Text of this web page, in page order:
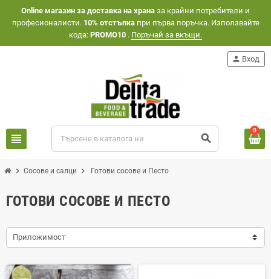
Оnline магазин за доставка на храна за крайни потребители и
професионалисти. 10% отстъпкапри първа поръчка. Използвайте
кода: PROMO10 . Поръчай за вкъщи.
view_headline search
person Вход
0
chevron_right Сосове и салци chevron_right Готови сосове и Песто
ГОТОВИ СОСОВЕ И ПЕСТО
Приложимост